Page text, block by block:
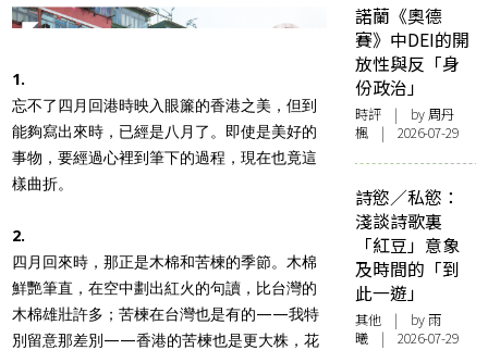
1.
忘不了四月回港時映入眼簾的香港之美，但到
能夠寫出來時，已經是八月了。即使是美好的
事物，要經過心裡到筆下的過程，現在也竟這
樣曲折。
2.
四月回來時，那正是木棉和苦楝的季節。木棉
鮮艷筆直，在空中劃出紅火的句讀，比台灣的
木棉雄壯許多；苦楝在台灣也是有的——我特
別留意那差別——香港的苦楝也是更大株，花
諾蘭《奧德
賽》中DEI的開
放性與反「身
份政治」
時評 | by周丹
楓 | 2026-07-29
詩慾／私慾：
淺談詩歌裏
「紅豆」意象
及時間的「到
此一遊」
其他 | by 雨
曦 | 2026-07-29